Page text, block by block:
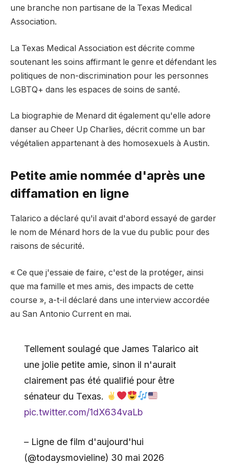
une branche non partisane de la Texas Medical
Association.
La Texas Medical Association est décrite comme
soutenant les soins affirmant le genre et défendant les
politiques de non-discrimination pour les personnes
LGBTQ+ dans les espaces de soins de santé.
La biographie de Menard dit également qu'elle adore
danser au Cheer Up Charlies, décrit comme un bar
végétalien appartenant à des homosexuels à Austin.
Petite amie nommée d'après une
diffamation en ligne
Talarico a déclaré qu'il avait d'abord essayé de garder
le nom de Ménard hors de la vue du public pour des
raisons de sécurité.
« Ce que j'essaie de faire, c'est de la protéger, ainsi
que ma famille et mes amis, des impacts de cette
course », a-t-il déclaré dans une interview accordée
au San Antonio Current en mai.
Tellement soulagé que James Talarico ait
une jolie petite amie, sinon il n'aurait
clairement pas été qualifié pour être
sénateur du Texas.
pic.twitter.com/1dX634vaLb
– Ligne de film d'aujourd'hui
(@todaysmovieline) 30 mai 2026